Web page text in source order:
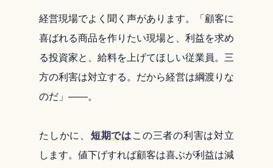
経営現場でよく聞く声があります。「顧客に
喜ばれる商品を作りたい現場と、利益を求め
る投資家と、給料を上げてほしい従業員。三
方の利害は対立する。だから経営は綱渡りな
のだ」――。
たしかに、 短期ではこの三者の利害は対立
します。値下げすれば顧客は喜ぶが利益は減